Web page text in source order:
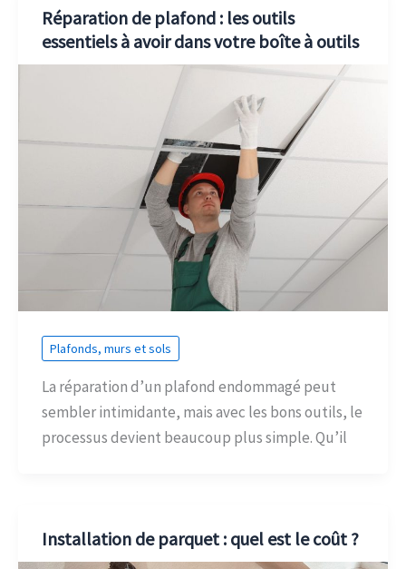
Réparation de plafond : les outils
essentiels à avoir dans votre boîte à outils
Plafonds, murs et sols
La réparation d’un plafond endommagé peut
sembler intimidante, mais avec les bons outils, le
processus devient beaucoup plus simple. Qu’il
Installation de parquet : quel est le coût ?